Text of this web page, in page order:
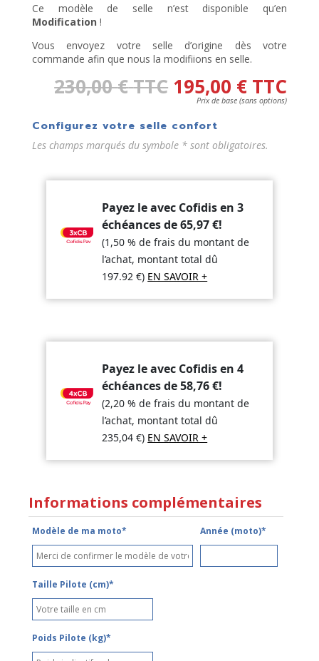
Ce modèle de selle n’est disponible qu’en
Modification !
Vous envoyez votre selle d’origine dès votre
commande afin que nous la modifiions en selle.
230,00€TTC 195,00 € TTC
Prix de base (sans options)
Configurez votre selle confort
Les champs marqués du symbole * sont obligatoires.
Payez le avec Cofidis en 3
échéances de65,97€!
(1,50 % de frais du montant de
l’achat, montant total dû
197.92€) EN SAVOIR +
Payez le avec Cofidis en 4
échéances de58,76€!
(2,20 % de frais du montant de
l’achat, montant total dû
235,04€) EN SAVOIR +
Informations complémentaires
Modèle de ma moto* Année (moto)*
Taille Pilote (cm)*
Poids Pilote (kg)*